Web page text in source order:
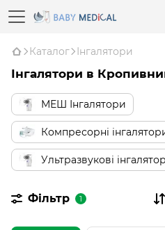
Каталог Інгалятори
Інгалятори в
МЕШ Інгалятори
Компресорні
Ультразвукові
Фільтр 1